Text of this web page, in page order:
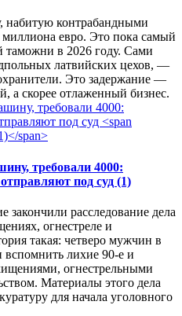
набитую контрабандными
миллиона евро. Это пока самый
таможни в 2026 году. Сами
латвийских цехов, —
Это задержание —
а скорее отлаженный бизнес.
требовали 4000:
под суд (1)
закончили расследование дела
огнестреле и
такая: четверо мужчин в
вспомнить лихие 90-е и
огнестрельными
Материалы этого дела
для начала уголовного